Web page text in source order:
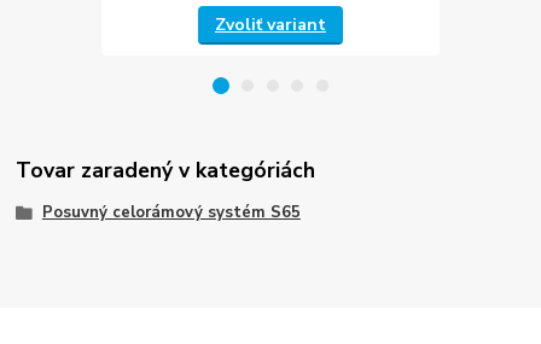
Zvoliť variant
Tovar zaradený v kategóriách
Posuvný celorámový systém S65